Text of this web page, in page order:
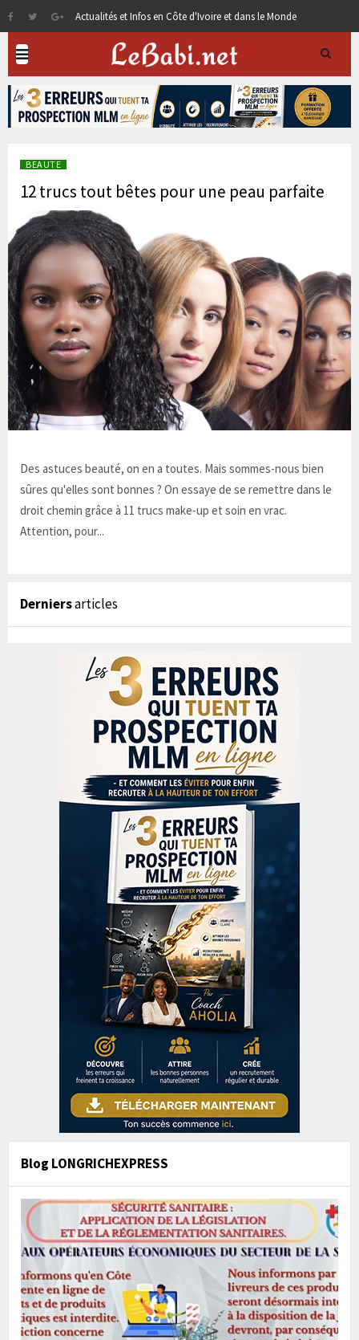
Actualités et Infos en Côte d'Ivoire et dans le Monde
BEAUTE
12 trucs tout bêtes pour une peau parfaite
Des astuces beauté, on en a toutes. Mais sommes-nous bien
sûres qu'elles sont bonnes ? On essaye de se remettre dans le
droit chemin grâce à 11 trucs make-up et soin en vrac.
Attention, pour...
Derniersarticles
Blog LONGRICHEXPRESS